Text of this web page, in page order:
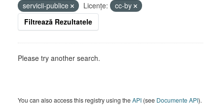
servicii-publice
Licenţe:
cc-by
Filtrează Rezultatele
Please try another search.
You can also access this registry using theAPI (see Documente API).